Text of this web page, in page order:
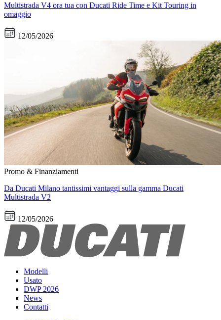
Multistrada V4 ora tua con Ducati Ride Time e Kit Touring in
omaggio
12/05/2026
Promo & Finanziamenti
Da Ducati Milano tantissimi vantaggi sulla gamma Ducati
Multistrada V2
12/05/2026
Modelli
Usato
DWP 2026
News
Contatti